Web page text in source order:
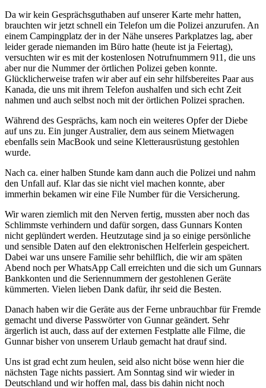
Da wir kein Gesprächsguthaben auf unserer Karte mehr hatten,
brauchten wir jetzt schnell ein Telefon um die Polizei anzurufen. An
einem Campingplatz der in der Nähe unseres Parkplatzes lag, aber
leider gerade niemanden im Büro hatte (heute ist ja Feiertag),
versuchten wir es mit der kostenlosen Notrufnummern 911, die uns
aber nur die Nummer der örtlichen Polizei geben konnte.
Glücklicherweise trafen wir aber auf ein sehr hilfsbereites Paar aus
Kanada, die uns mit ihrem Telefon aushalfen und sich echt Zeit
nahmen und auch selbst noch mit der örtlichen Polizei sprachen.
Während des Gesprächs, kam noch ein weiteres Opfer der Diebe
auf uns zu. Ein junger Australier, dem aus seinem Mietwagen
ebenfalls sein MacBook und seine Kletterausrüstung gestohlen
wurde.
Nach ca. einer halben Stunde kam dann auch die Polizei und nahm
den Unfall auf. Klar das sie nicht viel machen konnte, aber
immerhin bekamen wir eine File Number für die Versicherung.
Wir waren ziemlich mit den Nerven fertig, mussten aber noch das
Schlimmste verhindern und dafür sorgen, dass Gunnars Konten
nicht geplündert werden. Heutzutage sind ja so einige persönliche
und sensible Daten auf den elektronischen Helferlein gespeichert.
Dabei war uns unsere Familie sehr behilflich, die wir am späten
Abend noch per WhatsApp Call erreichten und die sich um Gunnars
Bankkonten und die Seriennummern der gestohlenen Geräte
kümmerten. Vielen lieben Dank dafür, ihr seid die Besten.
Danach haben wir die Geräte aus der Ferne unbrauchbar für Fremde
gemacht und diverse Passwörter von Gunnar geändert. Sehr
ärgerlich ist auch, dass auf der externen Festplatte alle Filme, die
Gunnar bisher von unserem Urlaub gemacht hat drauf sind.
Uns ist grad echt zum heulen, seid also nicht böse wenn hier die
nächsten Tage nichts passiert. Am Sonntag sind wir wieder in
Deutschland und wir hoffen mal, dass bis dahin nicht noch